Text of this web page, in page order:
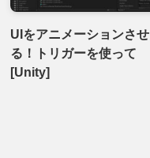
UIをアニメーションさせ
る！トリガーを使って
[Unity]